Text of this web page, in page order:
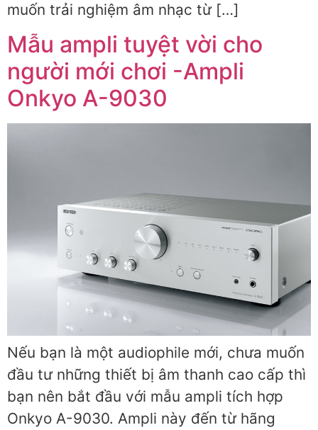
muốn trải nghiệm âm nhạc từ […]
Mẫu ampli tuyệt vời cho
người mới chơi -Ampli
Onkyo A-9030
Nếu bạn là một audiophile mới, chưa muốn
đầu tư những thiết bị âm thanh cao cấp thì
bạn nên bắt đầu với mẫu ampli tích hợp
Onkyo A-9030. Ampli này đến từ hãng